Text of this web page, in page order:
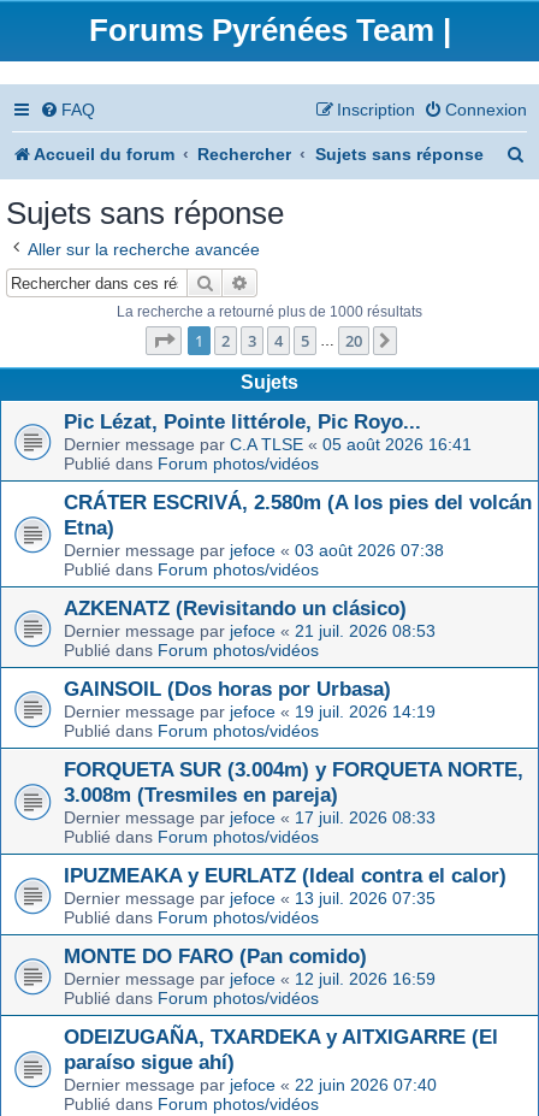
Forums Pyrénées Team |
FAQ Connexion
Inscription
Accueil du forum Rechercher Sujets sans réponse
Sujets sans réponse
Aller sur la recherche avancée
Rechercher
La recherche a retourné plus de 1000 résultats
Page 1sur20
1 2 3 4 5 … 20
Sujets
Pic Lézat, Pointe littérole, Pic Royo...
Dernier message par C.A TLSE « 05 août 2026 16:41
Publié dans Forum photos/vidéos
CRÁTER ESCRIVÁ, 2.580m (A los pies del volcán
Etna)
Dernier message par jefoce « 03 août 2026 07:38
Publié dans Forum photos/vidéos
AZKENATZ (Revisitando un clásico)
Dernier message par jefoce « 21 juil. 2026 08:53
Publié dans Forum photos/vidéos
GAINSOIL (Dos horas por Urbasa)
Dernier message par jefoce « 19 juil. 2026 14:19
Publié dans Forum photos/vidéos
FORQUETA SUR (3.004m) y FORQUETA NORTE,
3.008m (Tresmiles en pareja)
Dernier message par jefoce « 17 juil. 2026 08:33
Publié dans Forum photos/vidéos
IPUZMEAKA y EURLATZ (Ideal contra el calor)
Dernier message par jefoce « 13 juil. 2026 07:35
Publié dans Forum photos/vidéos
MONTE DO FARO (Pan comido)
Dernier message par jefoce « 12 juil. 2026 16:59
Publié dans Forum photos/vidéos
ODEIZUGAÑA, TXARDEKA y AITXIGARRE (El
paraíso sigue ahí)
Dernier message par jefoce « 22 juin 2026 07:40
Publié dans Forum photos/vidéos